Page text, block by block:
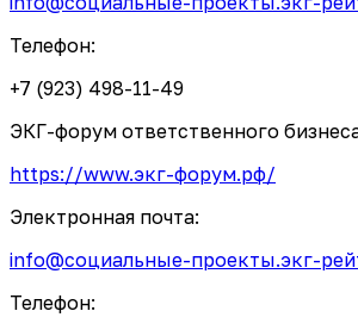
Телефон:
+7 (923) 498-11-49
ЭКГ-форум ответственного
https://www.экг-форум.рф/
Электронная почта:
info@социальные-проекты.экг-
Телефон: